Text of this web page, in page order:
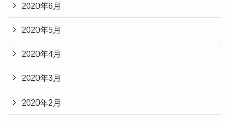
2020年6月
2020年5月
2020年4月
2020年3月
2020年2月